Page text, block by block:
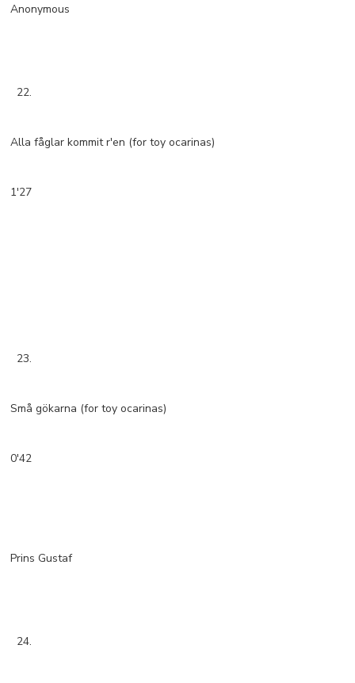
Anonymous
22.
Alla fåglar kommit r'en (for toy ocarinas)
1'27
23.
Små gökarna (for toy ocarinas)
0'42
Prins Gustaf
24.